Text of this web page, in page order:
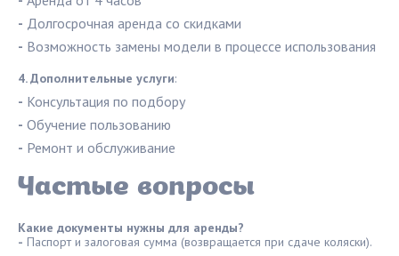
- Долгосрочная аренда со скидками
- Возможность замены модели в процессе использования
4. Дополнительные услуги:
- Консультация по подбору
- Обучение пользованию
- Ремонт и обслуживание
Частые вопросы
Какие документы нужны для аренды?
- Паспорт и залоговая сумма (возвращается при сдаче коляски).